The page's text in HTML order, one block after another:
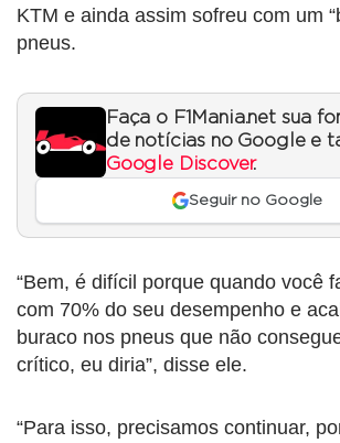
KTM e ainda assim sofreu com um
pneus.
Faça o F1Mania.net sua
de notícias no Google e
Google Discover.
Seguir no Google
“Bem, é difícil porque quando você
com 70% do seu desempenho e
buraco nos pneus que não
crítico, eu diria”, disse ele.
“Para isso, precisamos continuar,